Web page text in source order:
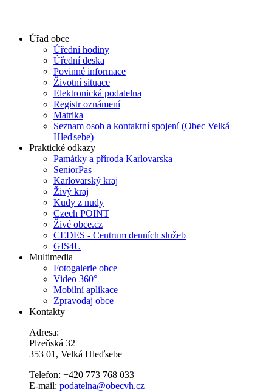
Úřad obce
Úřední hodiny
Úřední deska
Povinné informace
Životní situace
Elektronická podatelna
Registr oznámení
Matrika
Seznam osob a kontaktní spojení (Obec Velká
Hleďsebe)
Praktické odkazy
Památky a příroda Karlovarska
SeniorPas
Karlovarský kraj
Živý kraj
Kudy z nudy
Czech POINT
Živé obce.cz
CEDES - Centrum denních služeb
GIS4U
Multimedia
Fotogalerie obce
Video 360°
Mobilní aplikace
Zpravodaj obce
Kontakty
Adresa:
Plzeňská 32
353 01, Velká Hleďsebe
Telefon: +420 773 768 033
E-mail: podatelna@obecvh.cz